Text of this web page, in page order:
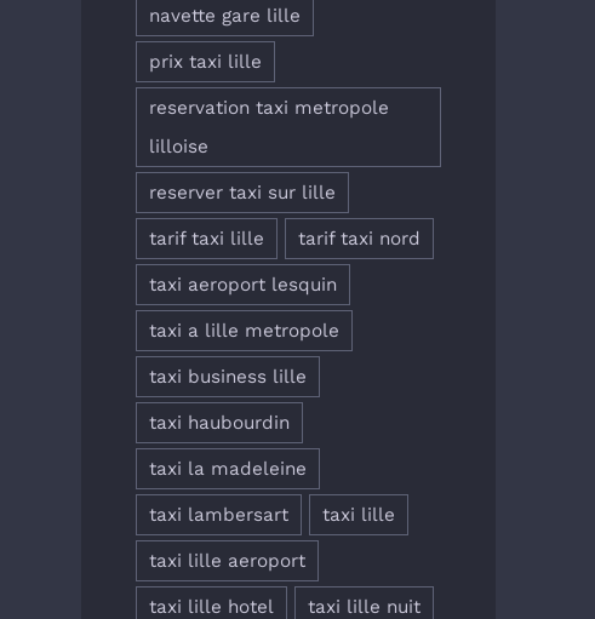
navette gare lille
prix taxi lille
reservation taxi metropole
lilloise
reserver taxi sur lille
tarif taxi lille tarif taxi nord
taxi aeroport lesquin
taxi a lille metropole
taxi business lille
taxi haubourdin
taxi la madeleine
taxi lambersart taxi lille
taxi lille aeroport
taxi lille hotel taxi lille nuit